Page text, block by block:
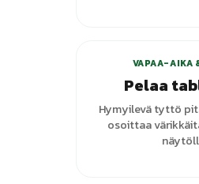
VAPAA-AIKA
Pelaa
Hymyilevä tyttö
osoittaa